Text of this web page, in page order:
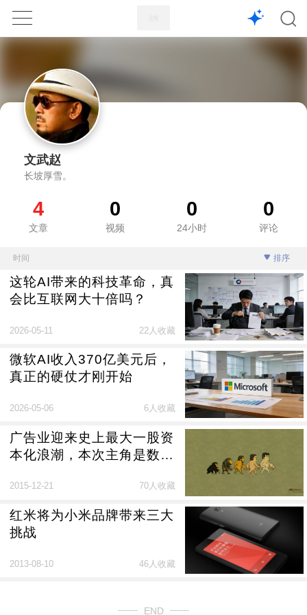
1X
文武赵
长坡厚雪。
4
文章
0
视频
0
24小时
0
评论
时间 排序
这轮AI带来的科技革命，真
会比互联网大十倍吗？
2026-05-11 22人收藏
微软AI收入370亿美元后，
真正的硬仗才刚开始
2026-05-06 6人收藏
广告业迎来史上最大一股资
本化浪潮，本次主角是数字
2015-12-21 70人收藏
红米将为小米品牌带来三大
挑战
2013-08-10 46人收藏
END